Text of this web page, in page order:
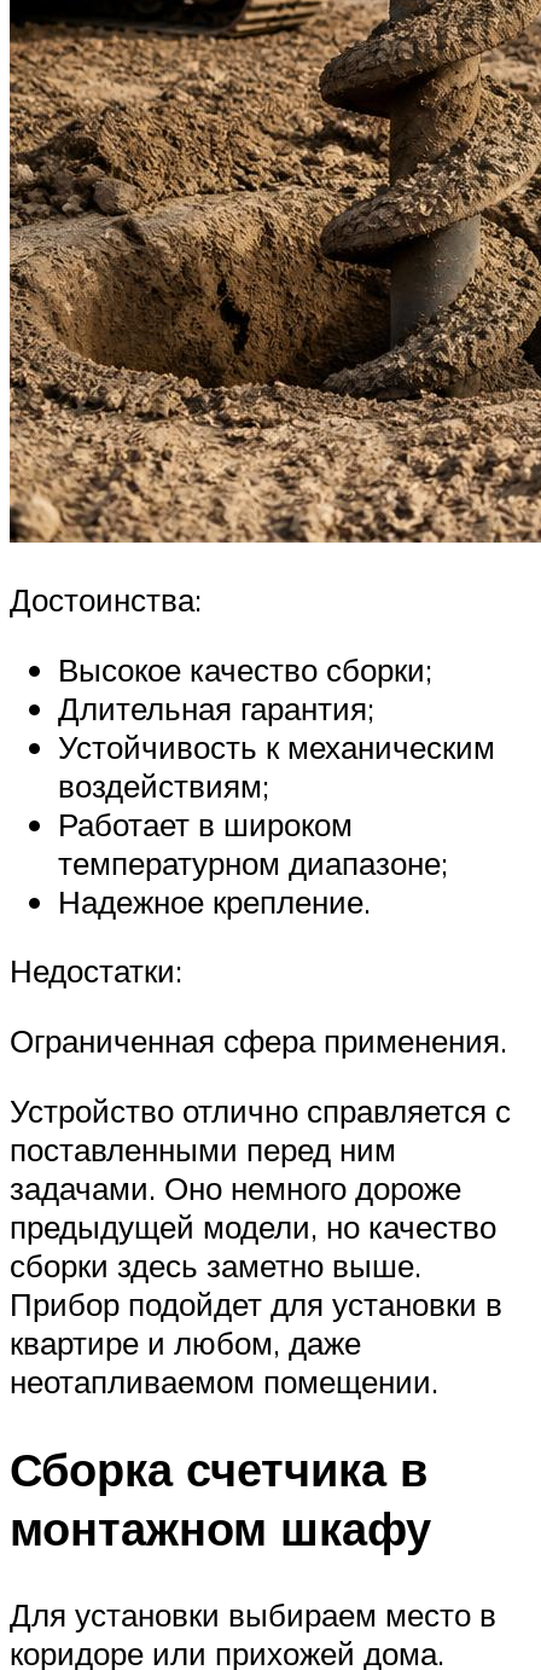
Достоинства:
Высокое качество сборки;
Длительная гарантия;
Устойчивость к механическим
воздействиям;
Работает в широком
температурном диапазоне;
Надежное крепление.
Недостатки:
Ограниченная сфера применения.
Устройство отлично справляется с
поставленными перед ним
задачами. Оно немного дороже
предыдущей модели, но качество
сборки здесь заметно выше.
Прибор подойдет для установки в
квартире и любом, даже
неотапливаемом помещении.
Сборка счетчика в
монтажном шкафу
Для установки выбираем место в
коридоре или прихожей дома.